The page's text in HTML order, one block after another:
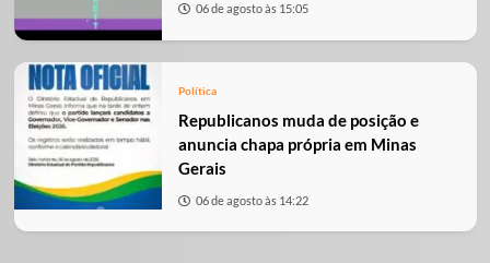
06 de agosto às 15:05
Política
Republicanos muda de posição e
anuncia chapa própria em Minas
Gerais
06 de agosto às 14:22